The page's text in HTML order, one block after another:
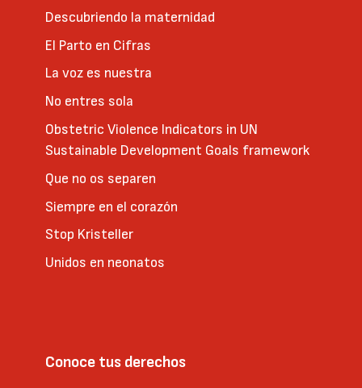
Descubriendo la maternidad
El Parto en Cifras
La voz es nuestra
No entres sola
Obstetric Violence Indicators in UN
Sustainable Development Goals framework
Que no os separen
Siempre en el corazón
Stop Kristeller
Unidos en neonatos
Conoce tus derechos